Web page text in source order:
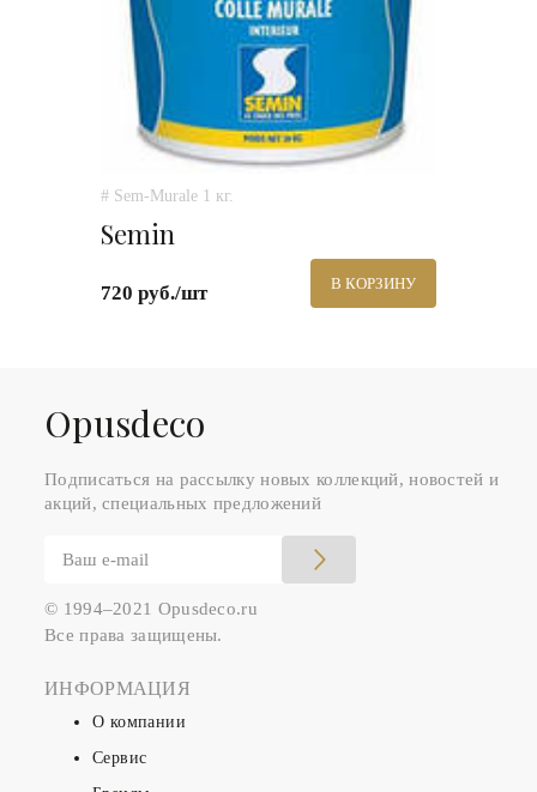
# Sem-Murale 1 кг.
Semin
720 руб./шт В КОРЗИНУ
Оpusdeco
Подписаться на рассылку новых коллекций, новостей и
акций, специальных предложений
© 1994–2021 Opusdeco.ru
Все права защищены.
ИНФОРМАЦИЯ
О компании
Сервис